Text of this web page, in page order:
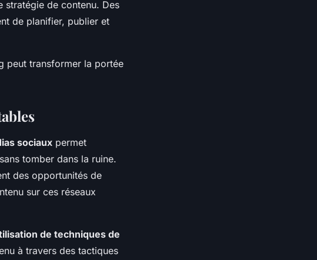
stratégie de contenu. Des
de planifier, publier et
peut transformer la portée
sociaux permet
tomber dans la ruine.
des opportunités de
sur ces réseaux
de techniques de
à travers des tactiques